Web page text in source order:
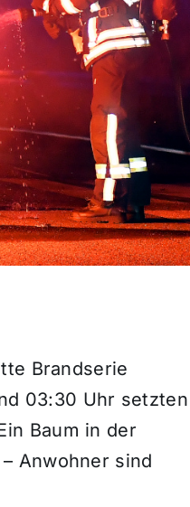
Brandserie
03:30 Uhr setzten
Baum in der
Anwohner sind